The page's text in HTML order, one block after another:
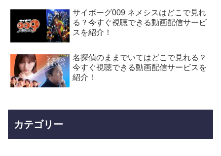
サイボーグ009 ネメシスはどこで見れ
る？今すぐ視聴できる動画配信サービ
スを紹介！
名探偵のままでいてはどこで見れる？
今すぐ視聴できる動画配信サービスを
紹介！
カテゴリー